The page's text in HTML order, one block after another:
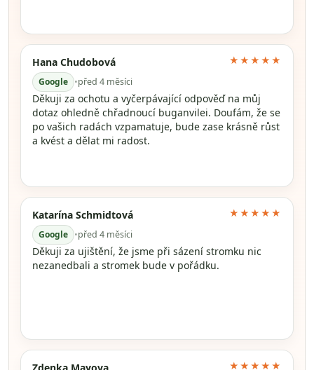
Hana Chudobová
Google •před 4 měsíci
★★★★★
Děkuji za ochotu a vyčerpávající odpověď na můj
dotaz ohledně chřadnoucí buganvilei. Doufám, že se
po vašich radách vzpamatuje, bude zase krásně růst
a kvést a dělat mi radost.
Katarína Schmidtová
Google •před 4 měsíci
★★★★★
Děkuji za ujištění, že jsme při sázení stromku nic
nezanedbali a stromek bude v pořádku.
★★★★★